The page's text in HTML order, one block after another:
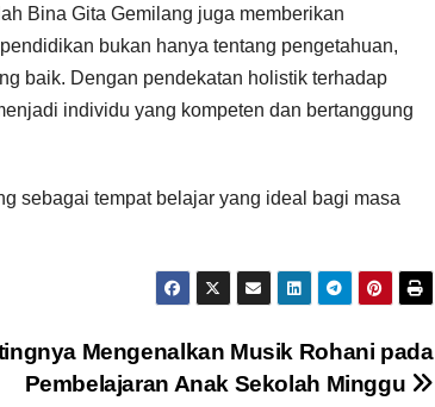
Bina Gita Gemilang juga memberikan
bukan hanya tentang pengetahuan,
baik. Dengan pendekatan holistik terhadap
individu yang kompeten dan bertanggung
sebagai tempat belajar yang ideal bagi masa
Mengenalkan Musik Rohani pada
Pembelajaran Anak Sekolah Minggu